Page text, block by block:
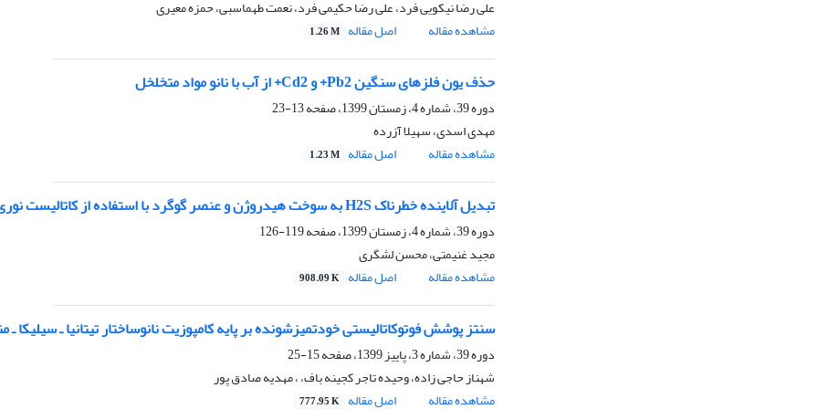
علی رضا نیکویی فرد، علی رضا حکیمی فرد، نعمت طهماسبی، حمزه معیری
مشاهده مقاله
اصل مقاله 1.26 M
حذف یون فلزهای سنگین Pb2+ و Cd2+ از آب با نانو مواد متخلخل
دوره 39، شماره 4، زمستان 1399، صفحه
13-23
مهدی اسدی، سهیلا آزرده
مشاهده مقاله
اصل مقاله 1.23 M
تبدیل آلاینده خطرناک H2S به سوخت هیدروژن و عنصر گوگرد با استفاده از کاتالیست نوری بیسموت سولفید
دوره 39، شماره 4، زمستان 1399، صفحه
119-126
مجید غنیمتی، محسن لشگری
مشاهده مقاله
اصل مقاله 908.09 K
سنتز پوشش فوتوکاتالیستی خودتمیزشونده بر پایه کامپوزیت نانوساختار تیتانیا ـ سیلیکا ـ
دوره 39، شماره 3، پاییز 1399، صفحه
15-25
شهناز حاجی زاده، وحیده تاجر کجینه باف، ، مهدیه صادق پور
مشاهده مقاله
اصل مقاله 777.95 K